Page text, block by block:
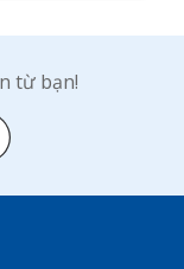
từ bạn!